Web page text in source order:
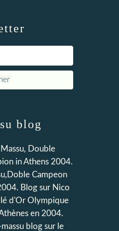
blog
Double
in Athens 2004.
Campeon
Blog sur Nico
d'Or Olympique
en 2004.
blogsur le